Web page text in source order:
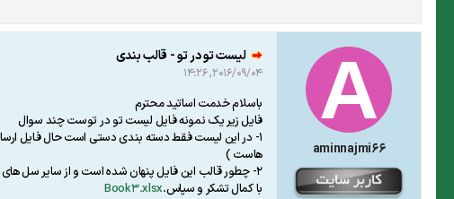
aminnajmi66
لیست تو در تو - قالب بندی
2016/09/04, 14:26
باسلام خدمت اساتید محترم
فایل زیر یک نمونه فایل لیست تو در توست چند سوال
هاست )
2- چطور قالب این فایل پنهان شده است و از سایر سل های sheet1 نمیشود استفاده کرد ؟
با کمال تشکر و سپاس.Book3.xlsx